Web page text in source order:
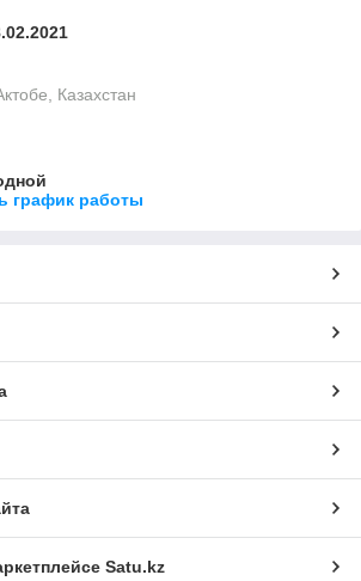
Казахстан
график работы
Satu.kz